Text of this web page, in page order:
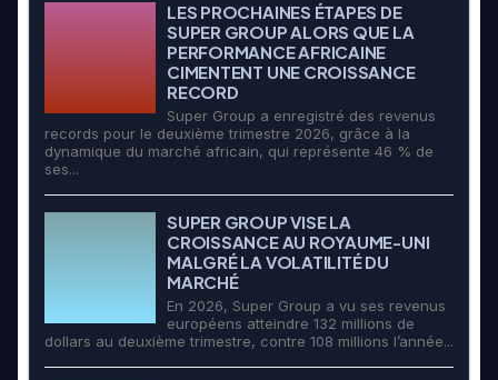
LES PROCHAINES ÉTAPES DE
SUPER GROUP ALORS QUE LA
PERFORMANCE AFRICAINE
CIMENTENT UNE CROISSANCE
RECORD
Super Group a enregistré des revenus
records pour le deuxième trimestre 2026, grâce à la
dynamique du marché africain, qui représente 46 % de
ses...
SUPER GROUP VISE LA
CROISSANCE AU ROYAUME-UNI
MALGRÉ LA VOLATILITÉ DU
MARCHÉ
En 2026, Super Group a vu ses revenus
européens atteindre 132 millions de
dollars au deuxième trimestre, contre 108 millions l’année...